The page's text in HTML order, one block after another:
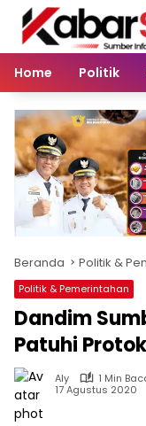
Langsung
konten
Home
Politik
Beranda Politik &
Politik & Pemerintahan
Dandim
Patuhi
Aly
1 Min
17 Agustus 2020